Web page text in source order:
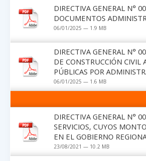
DIRECTIVA GENERAL N°
DOCUMENTOS
06/01/2025 — 1.9 MB
DIRECTIVA GENERAL N°
DE CONSTRUCCIÓN CIVIL
PÚBLICAS POR
06/01/2025 — 1.6 MB
DIRECTIVA GENERAL N°
SERVICIOS, CUYOS
EN EL GOBIERNO
23/08/2021 — 10.2 MB